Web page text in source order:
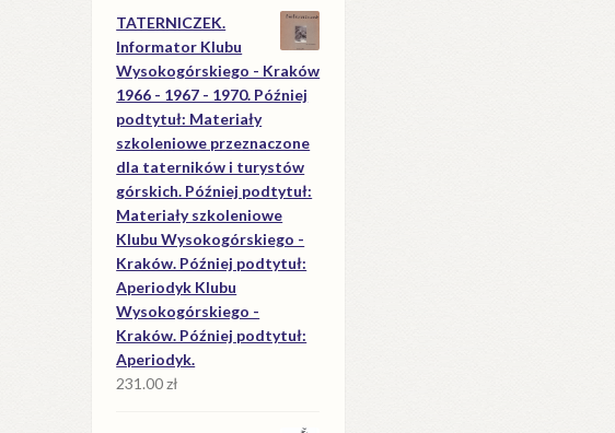
TATERNICZEK.
Informator Klubu
Wysokogórskiego - Kraków
1966 - 1967 - 1970. Później
podtytuł: Materiały
szkoleniowe przeznaczone
dla taterników i turystów
górskich. Później podtytuł:
Materiały szkoleniowe
Klubu Wysokogórskiego -
Kraków. Później podtytuł:
Aperiodyk Klubu
Wysokogórskiego -
Kraków. Później podtytuł:
Aperiodyk.
231.00zł